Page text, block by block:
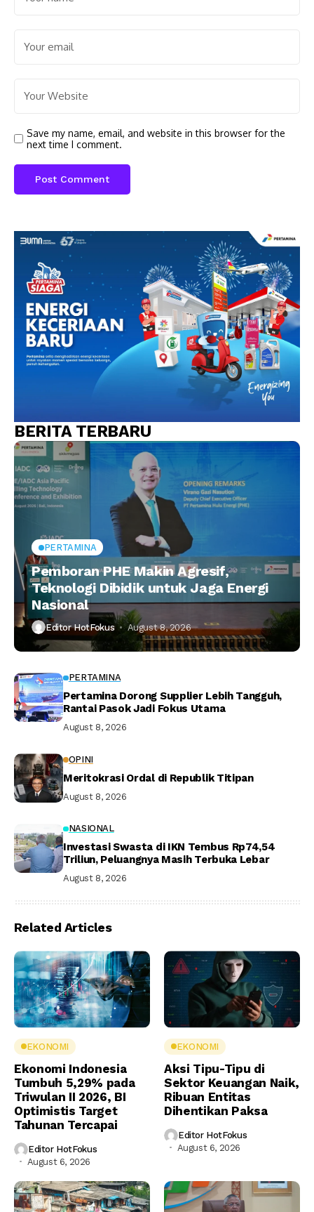
Save my name, email, and website in this browser for the
next time I comment.
BERITA TERBARU
PERTAMINA
Pemboran PHE Makin Agresif,
Teknologi Dibidik untuk Jaga Energi
Nasional
Editor HotFokus August 8, 2026
PERTAMINA
Pertamina Dorong Supplier Lebih Tangguh,
Rantai Pasok Jadi Fokus Utama
August 8, 2026
OPINI
Meritokrasi Ordal di Republik Titipan
August 8, 2026
NASIONAL
Investasi Swasta di IKN Tembus Rp74,54
Triliun, Peluangnya Masih Terbuka Lebar
August 8, 2026
Related Articles
EKONOMI
Ekonomi Indonesia
Tumbuh 5,29% pada
Triwulan II 2026, BI
Optimistis Target
Tahunan Tercapai
Editor HotFokus
August 6, 2026
EKONOMI
Aksi Tipu-Tipu di
Sektor Keuangan Naik,
Ribuan Entitas
Dihentikan Paksa
Editor HotFokus
August 6, 2026